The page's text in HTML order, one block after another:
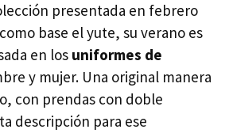
presentada en febrero
base el yute, su verano es
en los uniformes de
y mujer. Una original manera
con prendas con doble
descripción para ese